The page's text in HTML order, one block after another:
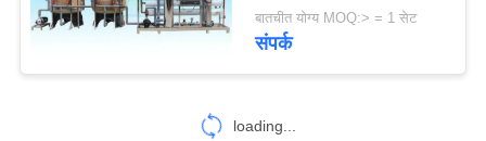
स्वचालित जल भराव
11
बातचीत योग्य MOQ:> = 1 सेट
संपर्क
loading...